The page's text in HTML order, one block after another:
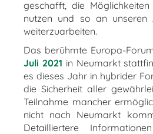
geschafft, die
nutzen und so an unseren
weiterzuarbeiten.
Das berühmte Europa-
Juli 2021 in Neumarkt
es dieses Jahr in hybrider
die Sicherheit aller
Teilnahme mancher
nicht nach Neumarkt
Detailliertere